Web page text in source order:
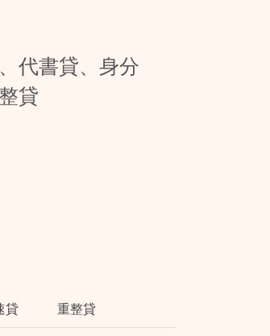
代書貸、身分
貸
貸 重整貸